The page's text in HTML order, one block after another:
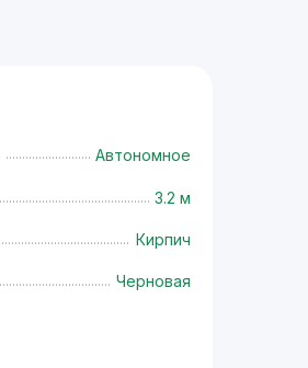
Автономное
3.2 м
Кирпич
Черновая